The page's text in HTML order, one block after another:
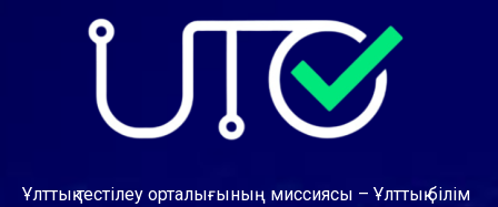
Ұлттық тестілеу орталығының миссиясы – Ұлттық білім